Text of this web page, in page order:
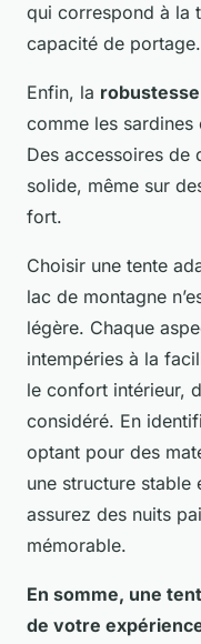
qui correspond à la
capacité de portage.
Enfin, la robustesse
comme les sardines
Des accessoires de
solide, même sur
fort.
Choisir une tente
lac de montagne
légère. Chaque
intempéries à la
le confort intérieur,
considéré. En
optant pour des
une structure stable
assurez des nuits
mémorable.
En somme, une
de votre